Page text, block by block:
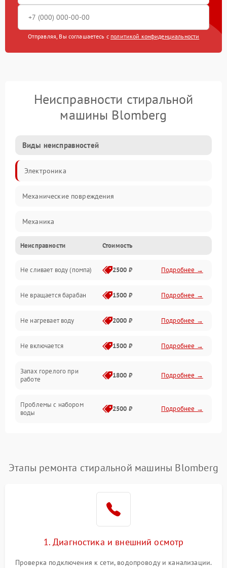
Отправляя, Вы соглашаетесь с политикой конфиденциальности
Неисправности стиральной
машины Blomberg
Виды неисправностей
Электроника
Механические повреждения
Механика
Электропитание
Водоснабжение
Слив
Программное обеспечение
Неисправности Стоимость
Не сливает воду (помпа) 2500 ₽ Подробнее →
Не вращается барабан 1500 ₽ Подробнее →
Не нагревает воду 2000 ₽ Подробнее →
Не включается 1500 ₽ Подробнее →
Запах горелого при
работе
1800 ₽ Подробнее →
Проблемы с набором
воды
2500 ₽ Подробнее →
2200 ₽ Подробнее →
Этапы ремонта стиральной машины Blomberg
1. Диагностика и внешний осмотр
Проверка подключения к сети, водопроводу и канализации.